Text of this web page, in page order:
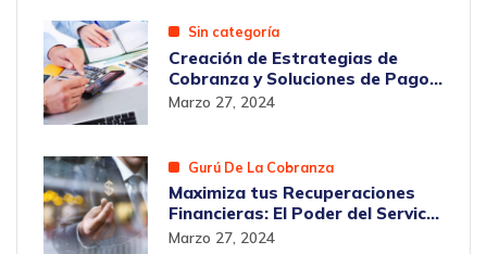
Sin categoría
Creación de Estrategias de
Cobranza y Soluciones de Pagos
en Chile con GPCRON
Marzo 27, 2024
Gurú De La Cobranza
Maximiza tus Recuperaciones
Financieras: El Poder del Servicio
Integral de Cobranza en Chile
Marzo 27, 2024